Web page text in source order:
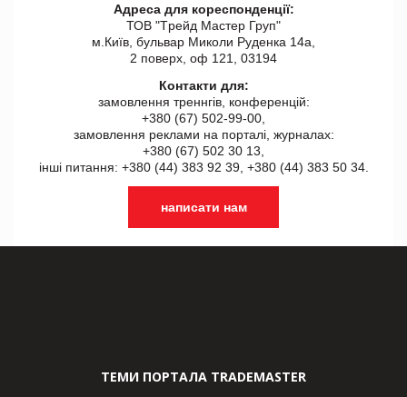
Адреса для кореспонденції:
ТОВ "Tрейд Мастер Груп"
м.Київ, бульвар Миколи Руденка 14а,
2 поверх, оф 121, 03194
Контакти для:
замовлення треннгів, конференцій:
+380 (67) 502-99-00,
замовлення реклами на порталі, журналах:
+380 (67) 502 30 13,
інші питання: +380 (44) 383 92 39, +380 (44) 383 50 34.
написати нам
ТЕМИ ПОРТАЛА TRADEMASTER